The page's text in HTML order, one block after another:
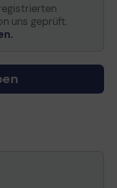
SL-
SL-
M2060NW,
SL-
M2070HW,
M2071F, SL-
M2071FW,
uns geprüft.